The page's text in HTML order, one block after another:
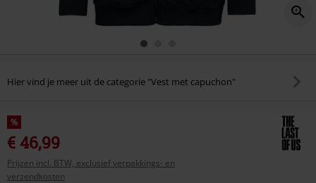
Hier vind je meer uit de categorie "Vest met capuchon"
%
€ 46,99
Prijzen incl. BTW, exclusief verpakkings- en
verzendkosten